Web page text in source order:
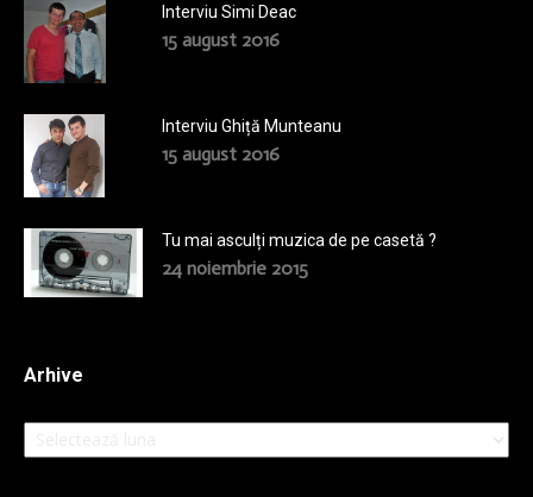
Interviu Simi Deac
15 august 2016
Interviu Ghiță Munteanu
15 august 2016
Tu mai asculți muzica de pe casetă ?
24 noiembrie 2015
Arhive
Arhive